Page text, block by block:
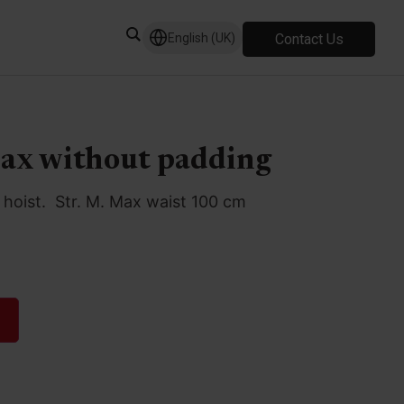
English (UK) Contact Us
without padding
Str. M. Max waist 100 cm